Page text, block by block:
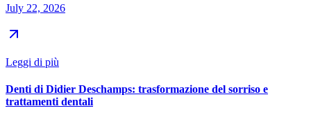
July 22, 2026
Leggi di più
Denti di Didier Deschamps: trasformazione del sorriso e
trattamenti dentali